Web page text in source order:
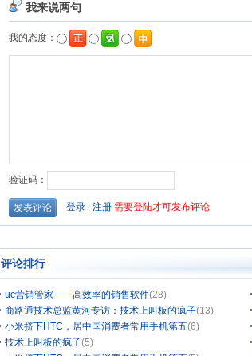
评论排行
uc营销管家——高效率的销售软件(28)
商路通技术总监黄河专访：技术上叫板的疯子(13)
小米挤下HTC，居中国消费者常用手机第五(6)
技术上叫板的疯子(5)